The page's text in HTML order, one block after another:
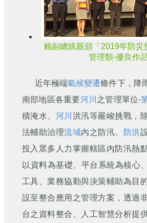
賴副總統親頒「2019年防災
管理類-優良作品
近年極端氣候變遷條件下，降
南部地區各重要河川 之管理單位-
積淹水、 河川 洪汛等嚴峻挑戰，
法輔助治理流域內之防汛、 防洪
投入眾多人力掌握轄區內防汛熱
以資料為基礎、平台系統為核心
工具、業務協勤與決策輔助為目
設至整合應用之管理方案，透過
台之資料整合、人工智慧分析提